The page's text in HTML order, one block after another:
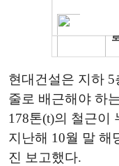
현대건설은 지하
줄로 배근해야 하
178톤(t)의 철근이
지난해 10월 말 해
진 보고했다.